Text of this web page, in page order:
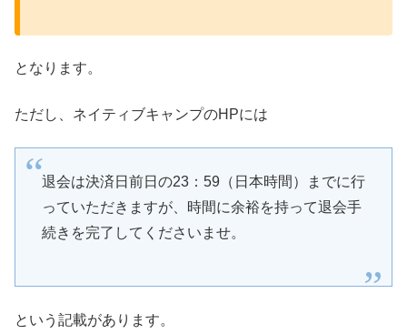
となります。
ただし、ネイティブキャンプのHPには
退会は決済日前日の23：59（日本時間）までに行
っていただきますが、時間に余裕を持って退会手
続きを完了してくださいませ。
という記載があります。